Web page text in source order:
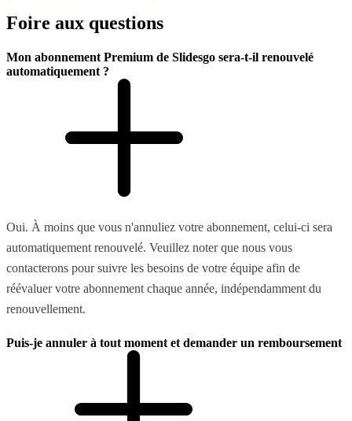
Foire aux questions
Mon abonnement Premium de Slidesgo sera-t-il renouvelé
automatiquement ?
Oui. À moins que vous n'annuliez votre abonnement, celui-ci sera
automatiquement renouvelé. Veuillez noter que nous vous
contacterons pour suivre les besoins de votre équipe afin de
réévaluer votre abonnement chaque année, indépendamment du
renouvellement.
Puis-je annuler à tout moment et demander un remboursement